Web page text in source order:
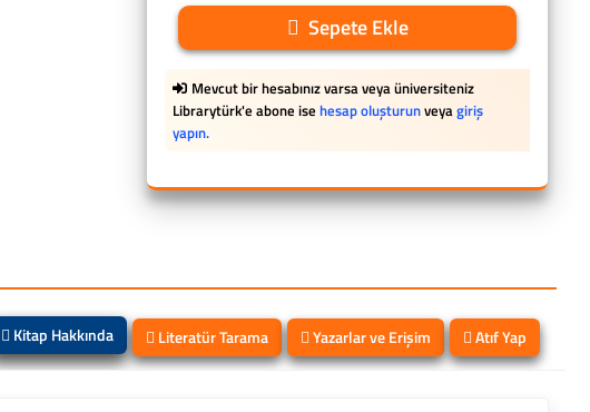
Sepete Ekle
Mevcut bir hesabınız varsa veya üniversiteniz
Librarytürk'e abone ise hesap oluşturunveyagiriş
yapın.
Kitap Hakkında Literatür Tarama Yazarlar ve Erişim Atıf Yap